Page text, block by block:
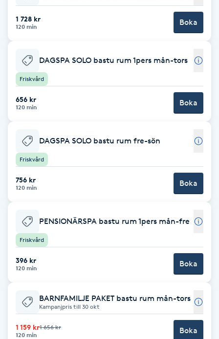
Hyaluronsyra
Hyperhidros
Hypnos
Hårborttagning
Hårbottenbehandling
Hårförlängning
Hårvård
Hälsprickor
Idrottsmassage
IPL hårborttagning
1 728 kr
120 min Boka
DAGSPA SOLO bastu rum 1pers mån-tors
Friskvård
656 kr
120 min Boka
DAGSPA SOLO bastu rum fre-sön
Friskvård
756 kr
120 min Boka
PENSIONÄRSPA bastu rum 1pers mån-fre
Friskvård
396 kr
120 min Boka
BARNFAMILJE PAKET bastu rum mån-tors
Kampanjpris till 30 okt
1 159 kr1 656 kr
120 min
Boka